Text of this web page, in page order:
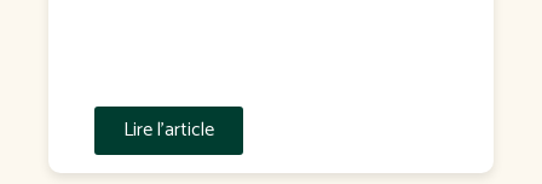
Lire l'article